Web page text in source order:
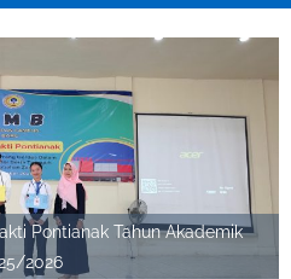
II,Kuburaya
Pontianak Tahun Akademik
2026